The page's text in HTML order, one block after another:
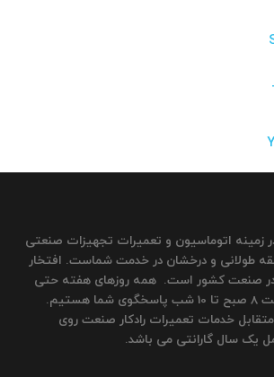
زمینه اتوماسیون و تعمیرات تجهیزات صنعتی
طولانی و درخشان در خدمت شماست. افتخار
در صنعت کشور است. همه روزهای هفته حتی
روزهای تعطیل از ساعت 8 صبح تا 10 شب پاسخگوی شما هستیم.
خدمات تعمیرات رادکار صنعت روی
یک سال گارانتی می باشد.